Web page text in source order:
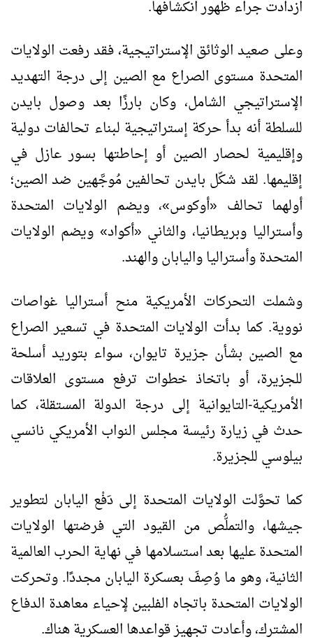
ازدادت جراء ظهور انكشافها.
وعلى صعيد الوثائق الإستراتيجية، فقد رفعت الولايات
المتحدة مستوى الصراع مع الصين إلى درجة التهديد
الإستراتيجي الشامل، وكان بارزًا بعد وصول بايدن
للسلطة أنه بدأ حركة إستراتيجية لبناء تحالفات دولية
وإقليمية لحصار الصين أو إحاطتها بسور عازل في
إقليمها. لقد شكّل بايدن تحالفين مُوجَّهين ضد الصين؛
أولهما تحالف «أوكوس»، ويضم الولايات المتحدة
وأستراليا وبريطانيا، والثاني «أكواد» ويضم الولايات
المتحدة وأستراليا واليابان والهند.
وشملت التحركات الأمريكية منح أستراليا غواصات
نووية. كما بدأت الولايات المتحدة في تسعير الصراع
مع الصين بشأن جزيرة تايوان، سواء بتوريد أسلحة
للجزيرة، أو باتخاذ خطوات ترفع مستوى العلاقات
الأمريكية-التايوانية إلى درجة الدولة المستقلة، كما
حدث في زيارة رئيسة مجلس النواب الأمريكي نانسي
بيلوسي للجزيرة.
كما تحوَّلت الولايات المتحدة إلى دَفْع اليابان لتطوير
جيشها، والتملُّص من القيود التي فرضتها الولايات
المتحدة عليها بعد استسلامها في نهاية الحرب العالمية
الثانية، وهو ما وُصِفَ بعسكرة اليابان مجددًا. وتحركت
الولايات المتحدة باتجاه الفلبين لإحياء معاهدة الدفاع
المشترك، وأعادت تجهيز قواعدها العسكرية هناك.